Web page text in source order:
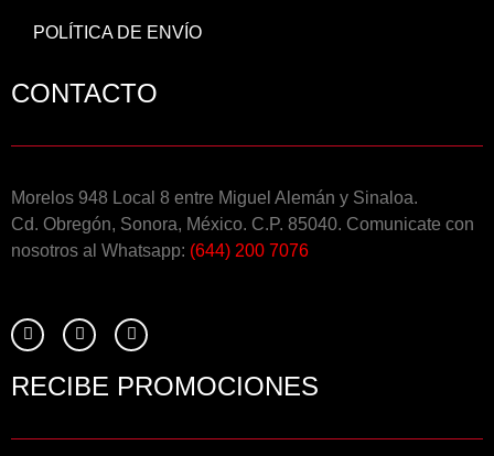
POLÍTICA DE ENVÍO
CONTACTO
Morelos 948 Local 8 entre Miguel Alemán y Sinaloa.
Cd. Obregón, Sonora, México. C.P. 85040. Comunicate con
nosotros al Whatsapp: (644) 200 7076
RECIBE PROMOCIONES